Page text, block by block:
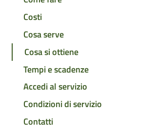
Costi
Cosa serve
Cosa si ottiene
Tempi e scadenze
Accedi al servizio
Condizioni di servizio
Contatti